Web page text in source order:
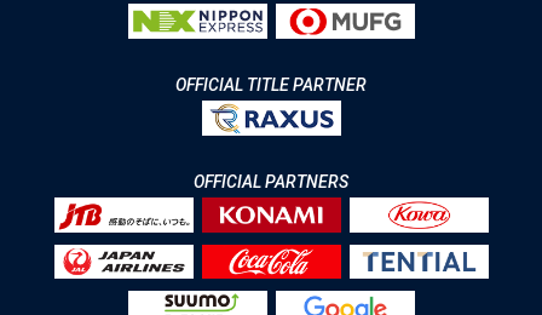
OFFICIAL TITLE PARTNER
OFFICIAL PARTNERS